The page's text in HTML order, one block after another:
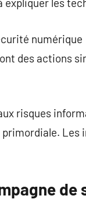
numérique
des actions
risques